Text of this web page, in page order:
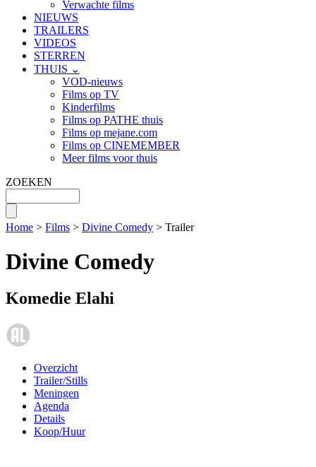
Verwachte films
NIEUWS
TRAILERS
VIDEOS
STERREN
THUIS ⌄
VOD-nieuws
Films op TV
Kinderfilms
Films op PATHE thuis
Films op mejane.com
Films op CINEMEMBER
Meer films voor thuis
ZOEKEN
Home > Films > Divine Comedy > Trailer
Divine Comedy
Komedie Elahi
Overzicht
Trailer/Stills
Meningen
Agenda
Details
Koop/Huur